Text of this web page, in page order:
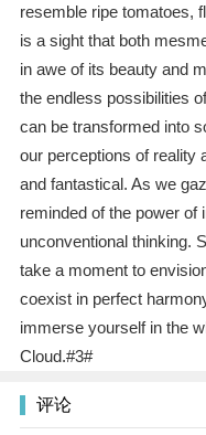
resemble ripe tomatoes,
is a sight that both
in awe of its beauty and
the endless possibilities
can be transformed into
our perceptions of reality
and fantastical. As we
reminded of the power of
unconventional thinking.
take a moment to
coexist in perfect
immerse yourself in the
Cloud.#3#
评论